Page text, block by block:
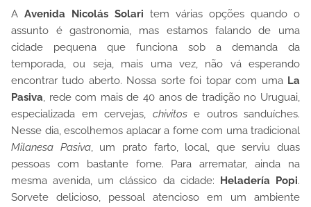
A Avenida Nicolás Solari tem várias opções quando o
assunto é gastronomia, mas estamos falando de uma
cidade pequena que funciona sob a demanda da
temporada, ou seja, mais uma vez, não vá esperando
encontrar tudo aberto. Nossa sorte foi topar com uma La
Pasiva, rede com mais de 40 anos de tradição no Uruguai,
especializada em cervejas, chivitose outros sanduíches.
Nesse dia, escolhemos aplacar a fome com uma tradicional
Milanesa Pasiva, um prato farto, local, que serviu duas
pessoas com bastante fome. Para arrematar, ainda na
mesma avenida, um clássico da cidade: Heladería Popi.
Sorvete delicioso, pessoal atencioso em um ambiente